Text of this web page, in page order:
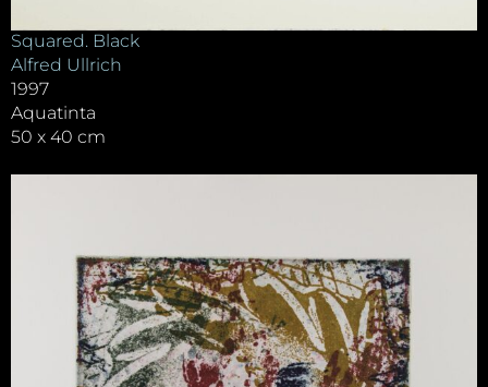
Squared. Black
Alfred Ullrich
1997
Aquatinta
50 x 40 cm